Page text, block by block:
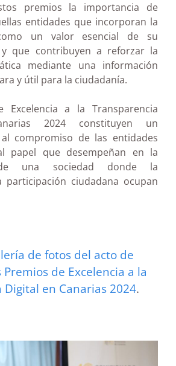
premios la importancia de
entidades que incorporan la
un valor esencial de su
y que contribuyen a reforzar la
mediante una información
y útil para la ciudadanía.
Excelencia a la Transparencia
2024 constituyen un
compromiso de las entidades
papel que desempeñan en la
una sociedad donde la
ciudadana ocupan
de fotos del acto de
de Excelencia a la
en Canarias 2024.